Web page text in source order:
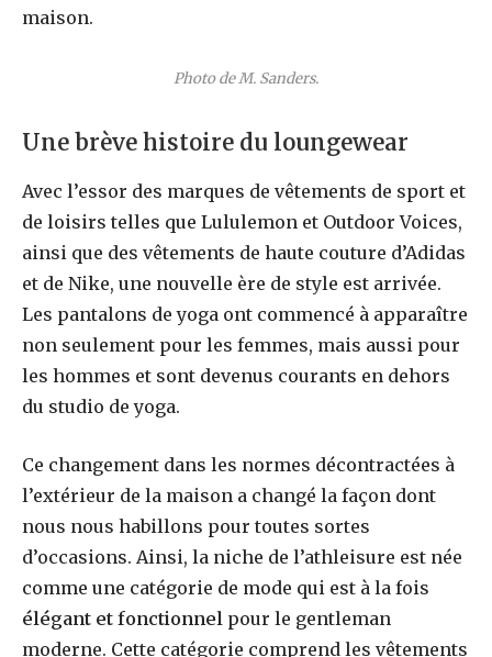
maison.
Photo de M. Sanders.
Une brève histoire du loungewear
Avec l’essor des marques de vêtements de sport et
de loisirs telles que Lululemon et Outdoor Voices,
ainsi que des vêtements de haute couture d’Adidas
et de Nike, une nouvelle ère de style est arrivée.
Les pantalons de yoga ont commencé à apparaître
non seulement pour les femmes, mais aussi pour
les hommes et sont devenus courants en dehors
du studio de yoga.
Ce changement dans les normes décontractées à
l’extérieur de la maison a changé la façon dont
nous nous habillons pour toutes sortes
d’occasions. Ainsi, la niche de l’athleisure est née
comme une catégorie de mode qui est à la fois
élégant et fonctionnel pour le gentleman
moderne. Cette catégorie comprend les vêtements